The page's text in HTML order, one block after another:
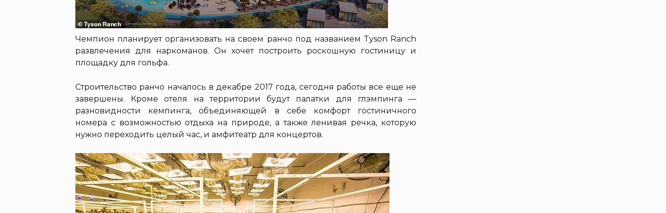
Чемпион планирует организовать на своем ранчо под названием Tyson Ranch
развлечения для наркоманов. Он хочет построить роскошную гостиницу и
площадку для гольфа.
Строительство ранчо началось в декабре 2017 года, сегодня работы все еще не
завершены. Кроме отеля на территории будут палатки для глэмпинга —
разновидности кемпинга, объединяющей в себе комфорт гостиничного
номера с возможностью отдыха на природе, а также ленивая речка, которую
нужно переходить целый час, и амфитеатр для концертов.